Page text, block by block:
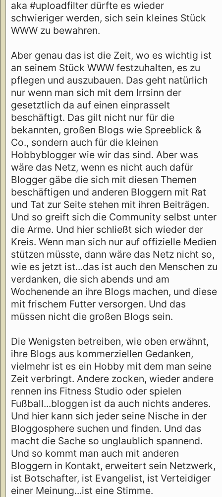
aka #uploadfilter dürfte es wieder
schwieriger werden, sich sein kleines Stück
WWW zu bewahren.
Aber genau das ist die Zeit, wo es wichtig ist
an seinem Stück WWW festzuhalten, es zu
pflegen und auszubauen. Das geht natürlich
nur wenn man sich mit dem Irrsinn der
gesetztlich da auf einen einprasselt
beschäftigt. Das gilt nicht nur für die
bekannten, großen Blogs wie Spreeblick &
Co., sondern auch für die kleinen
Hobbyblogger wie wir das sind. Aber was
wäre das Netz, wenn es nicht auch dafür
Blogger gäbe die sich mit diesen Themen
beschäftigen und anderen Bloggern mit Rat
und Tat zur Seite stehen mit ihren Beiträgen.
Und so greift sich die Community selbst unter
die Arme. Und hier schließt sich wieder der
Kreis. Wenn man sich nur auf offizielle Medien
stützen müsste, dann wäre das Netz nicht so,
wie es jetzt ist...das ist auch den Menschen zu
verdanken, die sich abends und am
Wochenende an ihre Blogs machen, und diese
mit frischem Futter versorgen. Und das
müssen nicht die großen Blogs sein.
Die Wenigsten betreiben, wie oben erwähnt,
ihre Blogs aus kommerziellen Gedanken,
vielmehr ist es ein Hobby mit dem man seine
Zeit verbringt. Andere zocken, wieder andere
rennen ins Fitness Studio oder spielen
Fußball...bloggen ist da auch nichts anderes.
Und hier kann sich jeder seine Nische in der
Bloggosphere suchen und finden. Und das
macht die Sache so unglaublich spannend.
Und so kommt man auch mit anderen
Bloggern in Kontakt, erweitert sein Netzwerk,
ist Botschafter, ist Evangelist, ist Verteidiger
einer Meinung...ist eine Stimme.